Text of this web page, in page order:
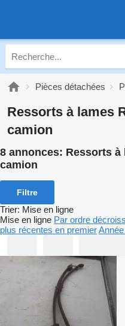
Pièces détachées
Ressorts à lames
camion
8 annonces: Ressorts à
camion
Filtre
Trier: Mise en ligne
Mise en ligne Par ordre
plus récentes en premier